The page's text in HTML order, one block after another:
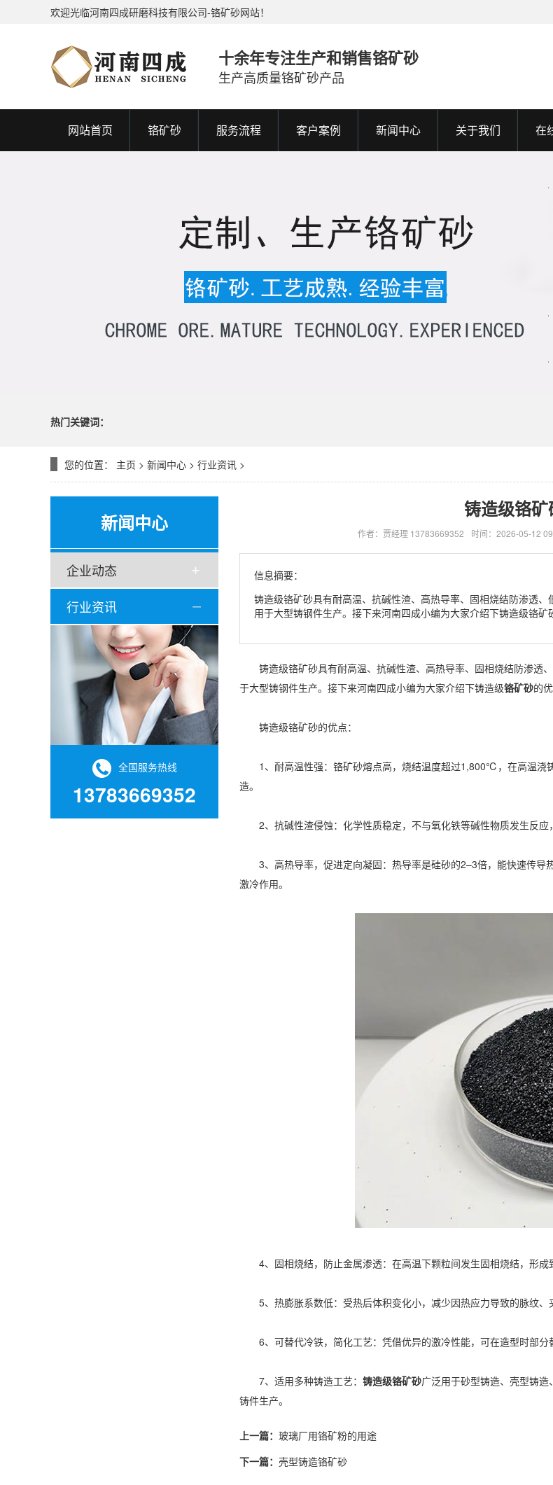
欢迎光临河南四成研磨科技有限公司-铬矿砂网站！
十余年专注生产和销售铬矿砂
生产高质量铬矿砂产品
网站首页 铬矿砂 服务流程 客户案例 新闻中心 关于我们 在
热门关键词：
您的位置： 主页 > 新闻中心 > 行业资讯 >
新闻中心
企业动态
行业资讯
全国服务热线
13783669352
铸造级铬
作者：贾经理 13783669352 时间：2026-05-12
信息摘要：
铸造级铬矿砂具有耐高温、抗碱性渣、高热导率、固相烧结防渗透
用于大型铸钢件生产。接下来河南四成小编为大家介绍下铸造级铬矿
铸造级铬矿砂具有耐高温、抗碱性渣、高热导率、固相烧结防渗透
于大型铸钢件生产。接下来河南四成小编为大家介绍下铸造级铬矿砂的优
铸造级铬矿砂的优点：
1、耐高温性强‌：铬矿砂熔点高，烧结温度超过‌1,800℃‌，在高温浇
造。
2、抗碱性渣侵蚀‌：化学性质稳定，不与氧化铁等碱性物质发生反应
3、高热导率，促进定向凝固‌：热导率是硅砂的‌2–3倍‌，能快速传导
激冷作用。
4、固相烧结，防止金属渗透‌：在高温下颗粒间发生固相烧结，形成
5、热膨胀系数‌低：受热后体积变化小，减少因热应力导致的脉纹、
6、可替代冷铁，简化工艺‌：凭借优异的激冷性能，可在造型时部分
7、适用多种铸造工艺‌： 铸造级铬矿砂广泛用于‌砂型铸造、壳型铸
铸件生产。
上一篇： 玻璃厂用铬矿粉的用途
下一篇： 壳型铸造铬矿砂